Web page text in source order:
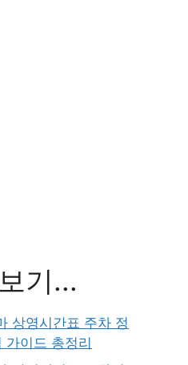
기...
상영시간표 주차 정
가이드 총정리